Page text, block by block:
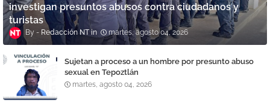
investigan presuntos abusos contra ciudadanos y
turistas
Redacción NT martes, agosto 04, 2026
Sujetan a proceso a un hombre por presunto abuso
sexual en Tepoztlán
martes, agosto 04, 2026